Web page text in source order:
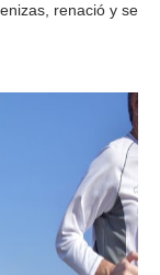
renació y se